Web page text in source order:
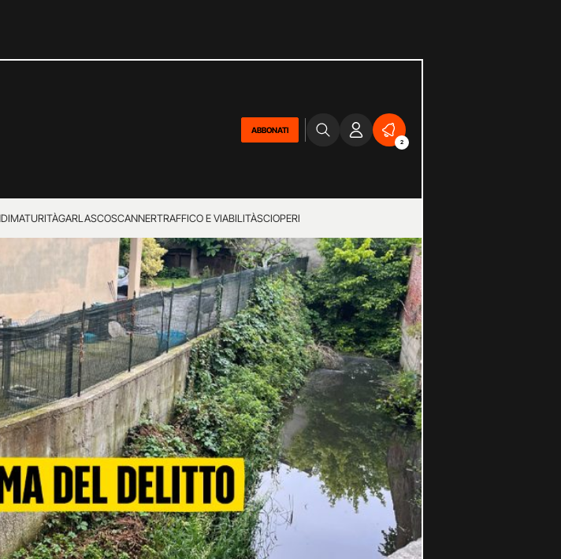
ABBONATI
2
MATURITÀGARLASCOSCANNERTRAFFICO E VIABILITÀSCIOPERI